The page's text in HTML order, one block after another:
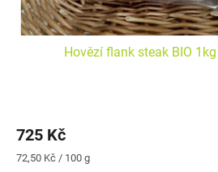
Hovězí flank steak BIO
725 Kč
Měrná
72,50 Kč / 100 g